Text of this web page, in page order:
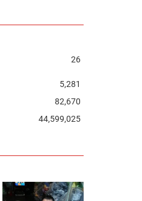
26
5,281
82,670
44,599,025